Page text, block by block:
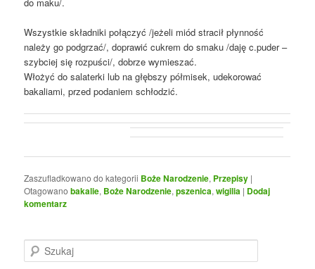
Wszystkie składniki połączyć /jeżeli miód stracił płynność
należy go podgrzać/, doprawić cukrem do smaku /daję c.puder –
szybciej się rozpuści/, dobrze wymieszać.
Włożyć do salaterki lub na głębszy półmisek, udekorować
bakaliami, przed podaniem schłodzić.
Zaszufladkowano do kategorii Boże Narodzenie, Przepisy |
Otagowano bakalie, Boże Narodzenie,pszenica,wigilia | Dodaj
komentarz
z